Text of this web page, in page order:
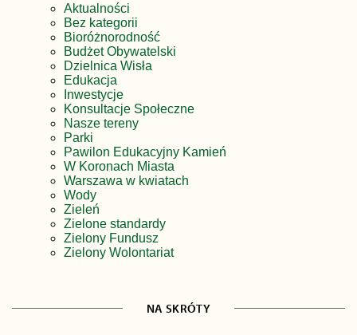
Aktualności
Bez kategorii
Bioróżnorodność
Budżet Obywatelski
Dzielnica Wisła
Edukacja
Inwestycje
Konsultacje Społeczne
Nasze tereny
Parki
Pawilon Edukacyjny Kamień
W Koronach Miasta
Warszawa w kwiatach
Wody
Zieleń
Zielone standardy
Zielony Fundusz
Zielony Wolontariat
NA SKRÓTY